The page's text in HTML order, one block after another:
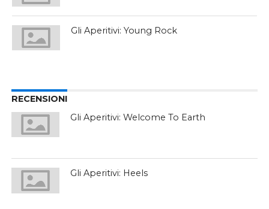
Gli Aperitivi: Young Rock
RECENSIONI
Gli Aperitivi: Welcome To Earth
Gli Aperitivi: Heels